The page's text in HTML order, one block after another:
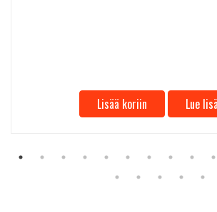
Lisää koriin Lue